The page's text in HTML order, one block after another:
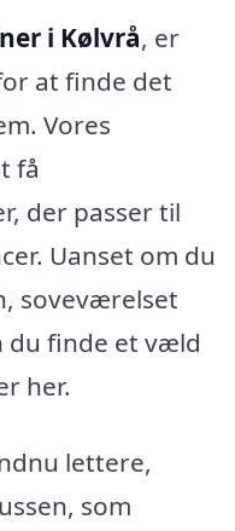
i Kølvrå, er
at finde det
Vores
få
der passer til
Uanset om du
soveværelset
du finde et væld
her.
lettere,
som